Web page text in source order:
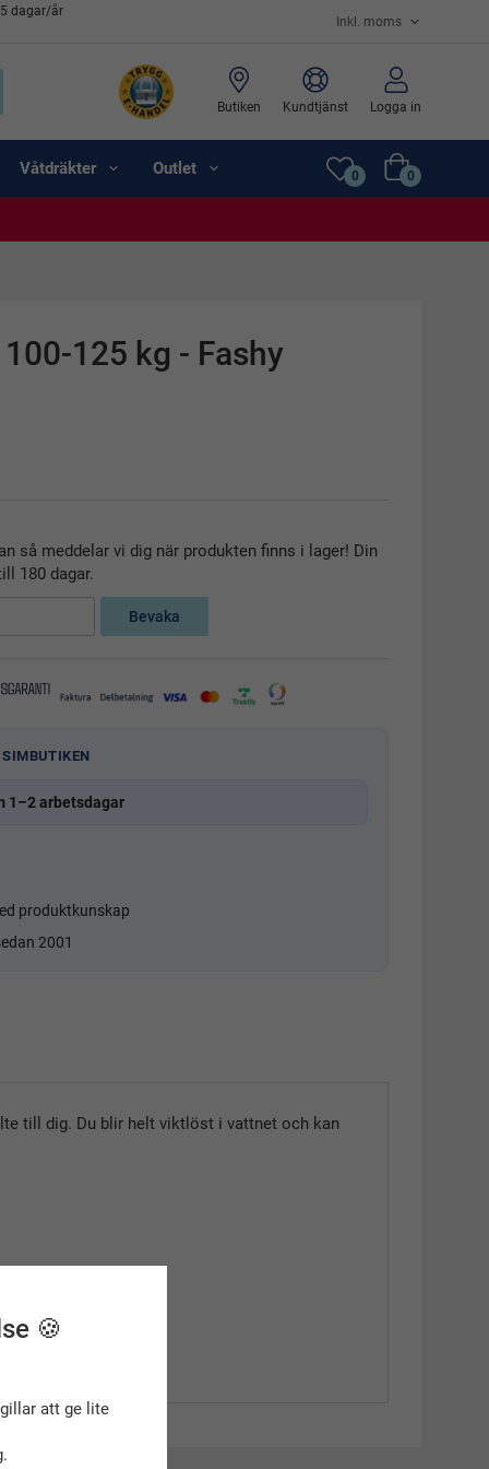
dagar/år
Butiken Kundtjänst Logga in
Våtdräkter Outlet 0 0
125 kg - Fashy
så meddelar vi dig när produkten finns i lager! Din
180 dagar.
Bevaka
SIMBUTIKEN
1–2 arbetsdagar
produktkunskap
2001
till dig. Du blir helt viktlöst i vattnet och kan
🍪
att ge lite